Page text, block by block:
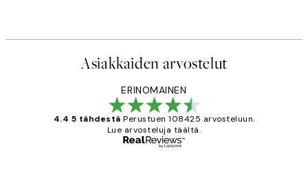
Asiakkaiden arvostelut
ERINOMAINEN
4.4 5 tähdestä Perustuen 108425 arvosteluun.
Lue arvosteluja täältä.